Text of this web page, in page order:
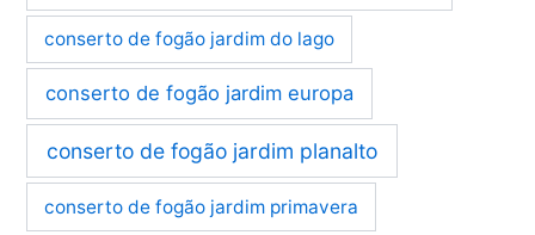
conserto de fogão jardim do lago
conserto de fogão jardim europa
conserto de fogão jardim planalto
conserto de fogão jardim primavera